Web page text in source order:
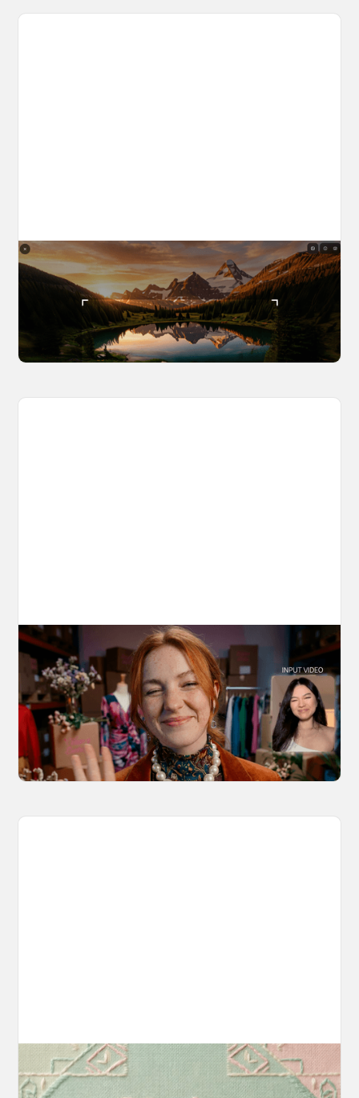
The World Builder's Handbook
Build a world once, shoot from it forever. Your
complete guide to creating, navigating, and
capturing inside OpenArt Worlds.
March 25, 2026
10 Types of Videos You Can Create with
Kling 3.0 Motion Control
Discover 10 video types you can create using
Kling 3.0 Motion Control on OpenArt, from
marketing to storytelling with amazingly
consistent motion and identity.
March 20, 2026
Introducing OpenArt Suite: Create
Without the Chaos